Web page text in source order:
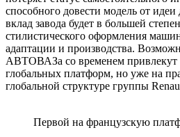
способного довести модель от
вклад завода будет в большей
стилистического оформления
адаптации и производства.
АВТОВАЗа со временем привлекут
глобальных платформ, но уже на
глобальной структуре группы
Первой на французскую